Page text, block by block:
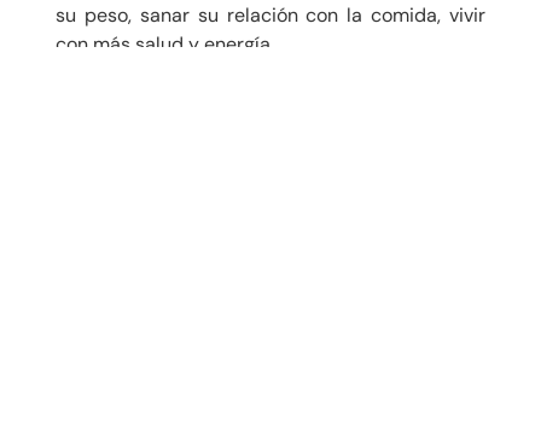
su peso, sanar su relación con la comida, vivir
con más salud y energía.